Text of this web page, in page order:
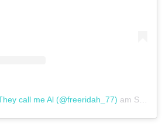
call me Al (@freeridah_77) am Sep 25, 2016 um 12:10 PDT